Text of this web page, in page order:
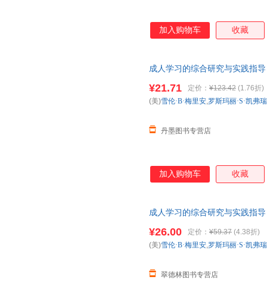
加入购物车 收藏
成人学习的综合研究与实践指
¥21.71 定价： ¥123.42 (1.76折)
丹墨图书专营店
(美)雪伦·B·梅里安,罗斯玛丽·S·凯弗
加入购物车 收藏
成人学习的综合研究与实践指
杀，欢迎选购！
¥26.00 定价： ¥59.37 (4.38折)
翠德林图书专营店
(美)雪伦·B·梅里安,罗斯玛丽·S·凯弗